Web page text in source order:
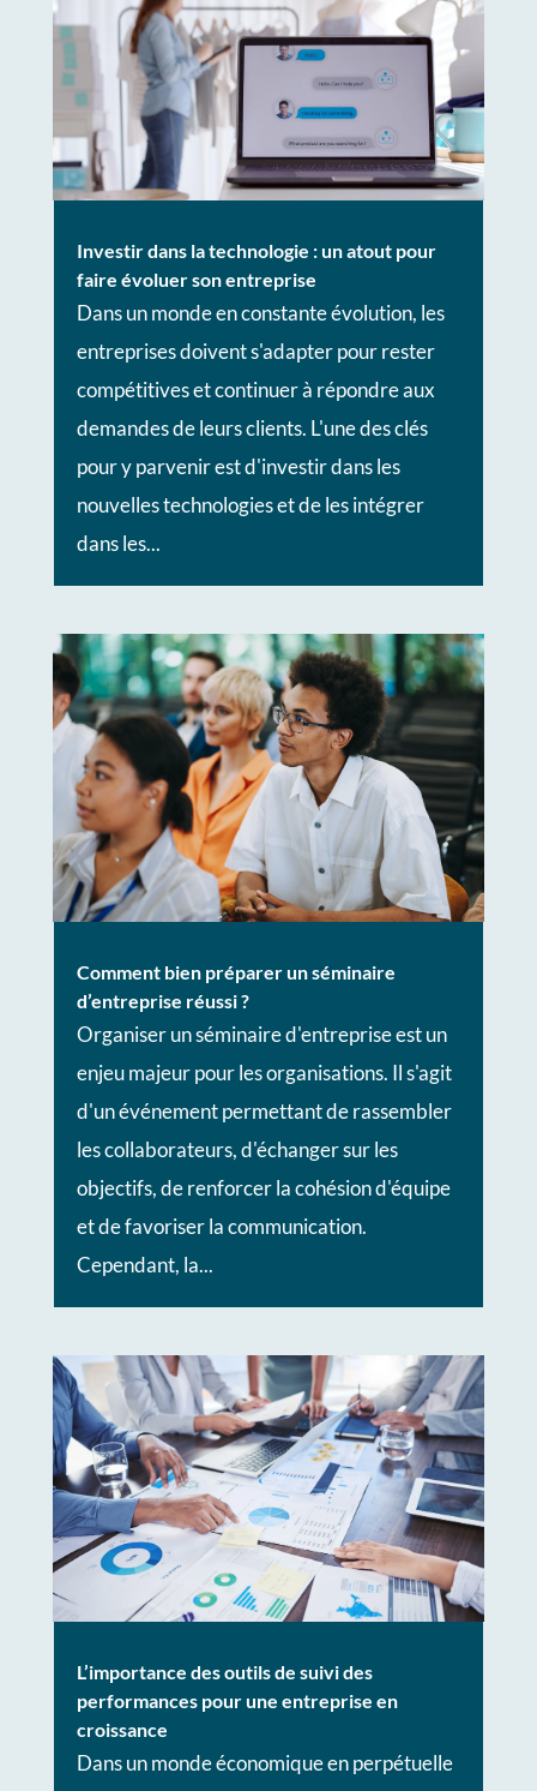
Investir dans la technologie : un atout pour
faire évoluer son entreprise
Dans un monde en constante évolution, les
entreprises doivent s'adapter pour rester
compétitives et continuer à répondre aux
demandes de leurs clients. L'une des clés
pour y parvenir est d'investir dans les
nouvelles technologies et de les intégrer
dans les...
Comment bien préparer un séminaire
d’entreprise réussi ?
Organiser un séminaire d'entreprise est un
enjeu majeur pour les organisations. Il s'agit
d'un événement permettant de rassembler
les collaborateurs, d'échanger sur les
objectifs, de renforcer la cohésion d'équipe
et de favoriser la communication.
Cependant, la...
L’importance des outils de suivi des
performances pour une entreprise en
croissance
Dans un monde économique en perpétuelle